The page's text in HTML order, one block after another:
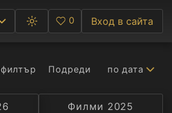
Превключване
между
светла
Любими
0 Вход в сайта
филтър Подреди по дата
Превод Актьор
Филми 2025